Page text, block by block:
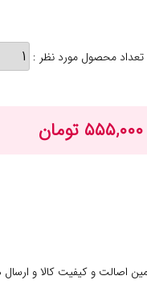
تعداد محصول مورد نظر :
۵۵۵,۰۰۰ تومان
اصالت و کیفیت کالا و